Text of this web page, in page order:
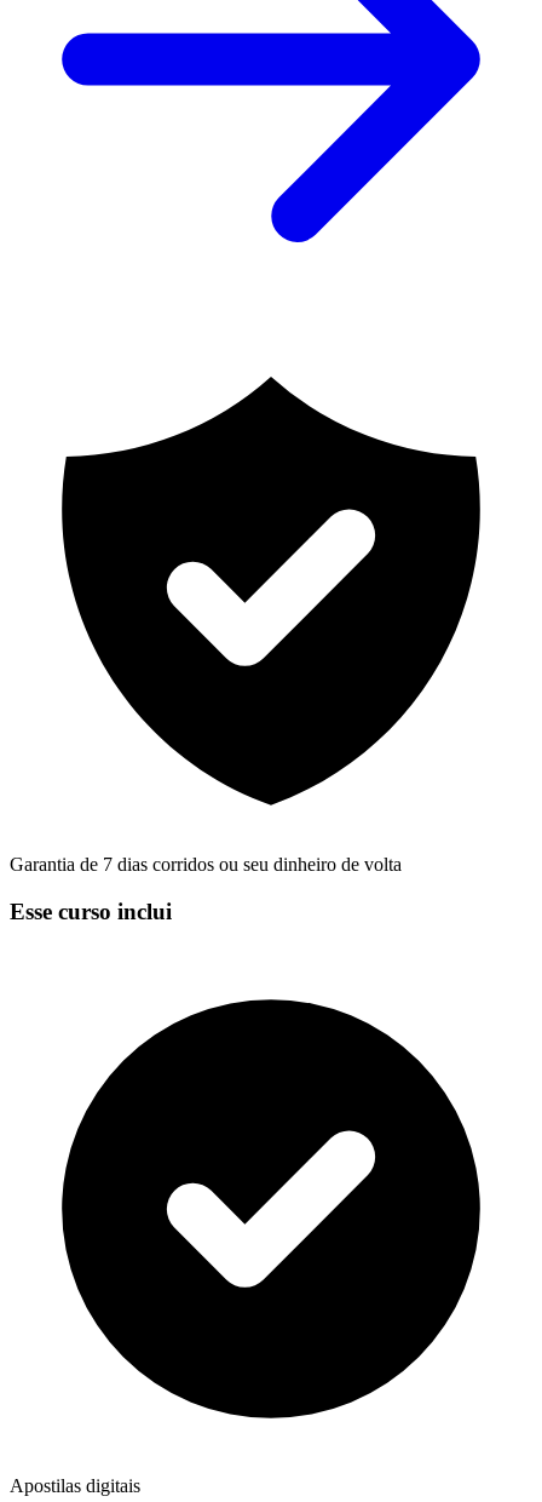
Garantia de 7 dias corridos ou seu dinheiro de volta
Esse curso inclui
Apostilas digitais